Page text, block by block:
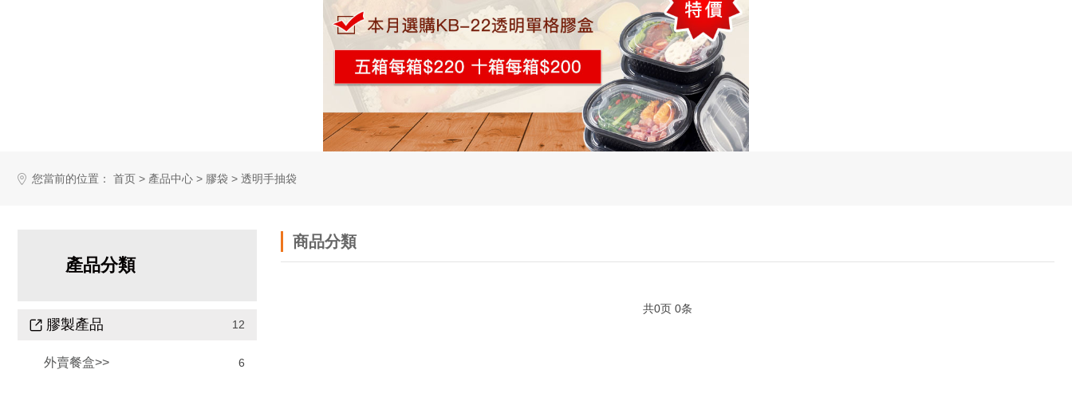
您當前的位置： 首页 > 產品中心 > 膠袋 > 透明手抽袋
產品分類
膠製產品 12
外賣餐盒>> 6
商品分類
共0页 0条